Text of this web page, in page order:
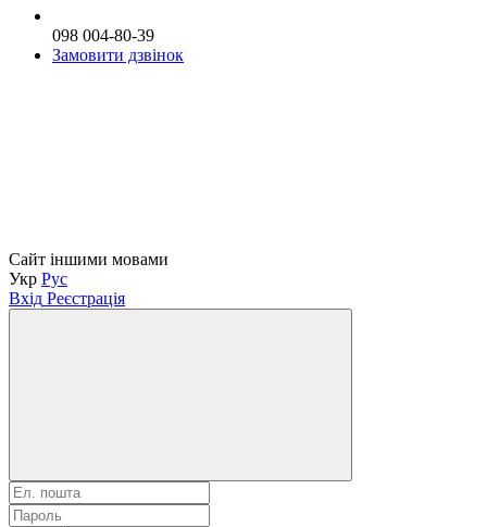
098 004-80-39
Замовити дзвінок
Сайт іншими мовами
Укр Рус
Вхід Реєстрація